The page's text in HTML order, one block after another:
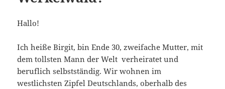
Hallo!
Ich heiße Birgit, bin Ende 30, zweifache Mutter, mit
dem tollsten Mann der Welt verheiratet und
beruflich selbstständig. Wir wohnen im
westlichsten Zipfel Deutschlands, oberhalb des